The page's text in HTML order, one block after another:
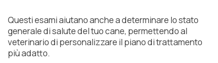
Questi esami aiutano anche a determinare lo stato
generale di salute del tuo cane, permettendo al
veterinario di personalizzare il piano di trattamento
più adatto.